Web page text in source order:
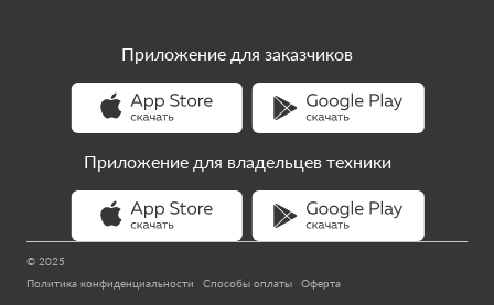
© 2025
Политика конфиденциальности
Способы оплаты Оферта
Приложение для заказчиков
Приложение для владельцев техники